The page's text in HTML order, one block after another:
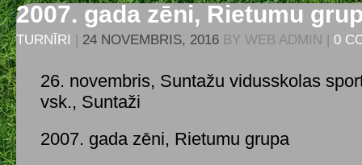
2007. gada zēni, Rietumu
TURNĪRI | 24 NOVEMBRIS, 2016 BY WEB ADMIN | 0
26. novembris, Suntažu vidusskolas
vsk., Suntaži
2007. gada zēni, Rietumu grupa